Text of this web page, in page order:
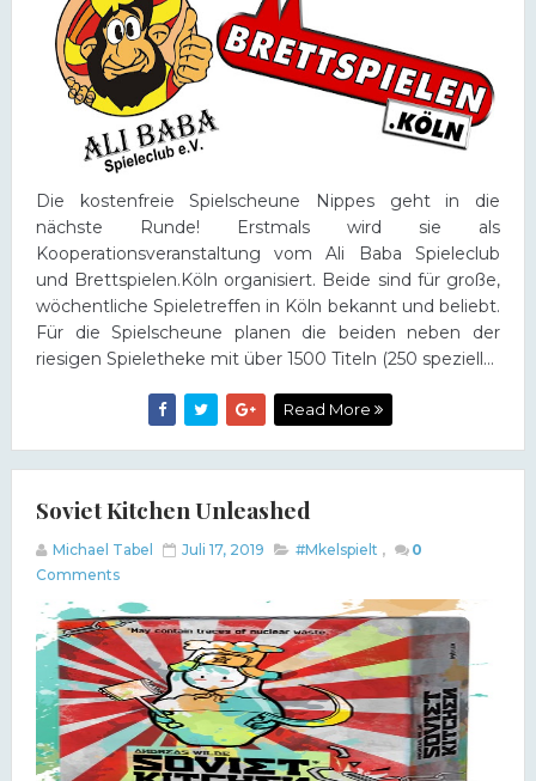
Die kostenfreie Spielscheune Nippes geht in die
nächste Runde! Erstmals wird sie als
Kooperationsveranstaltung vom Ali Baba Spieleclub
und Brettspielen.Köln organisiert. Beide sind für große,
wöchentliche Spieletreffen in Köln bekannt und beliebt.
Für die Spielscheune planen die beiden neben der
riesigen Spieletheke mit über 1500 Titeln (250 speziell...
Read More
Soviet Kitchen Unleashed
Michael Tabel Juli 17, 2019 #Mkelspielt ,
0
Comments